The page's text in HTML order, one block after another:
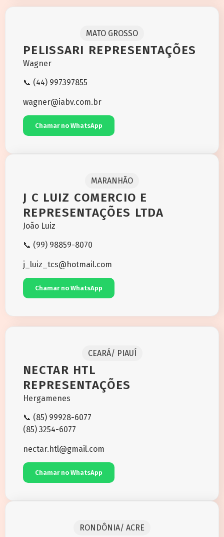
MATO GROSSO
PELISSARI REPRESENTAÇÕES
Wagner
📞 (44) 997397855
wagner@iabv.com.br
Chamar no WhatsApp
MARANHÃO
J C LUIZ COMERCIO E
REPRESENTAÇÕES LTDA
João Luiz
📞 (99) 98859-8070
j_luiz_tcs@hotmail.com
Chamar no WhatsApp
CEARÁ/ PIAUÍ
NECTAR HTL
REPRESENTAÇÕES
Hergamenes
📞 (85) 99928-6077
(85) 3254-6077
nectar.htl@gmail.com
Chamar no WhatsApp
RONDÔNIA/ ACRE